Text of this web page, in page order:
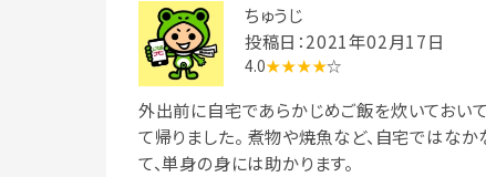
ちゅうじ
投稿日：2021年02月17日
4.0★★★★☆
外出前に自宅であらかじめご飯を炊いておい
て帰りました。 煮物や焼魚など、自宅ではな
て、単身の身には助かります。